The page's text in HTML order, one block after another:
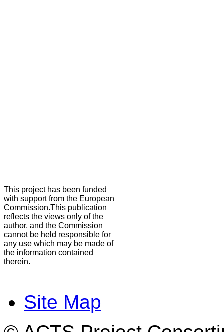
This project has been funded
with support from the European
Commission.This publication
reflects the views only of the
author, and the Commission
cannot be held responsible for
any use which may be made of
the information contained
therein.
Site Map